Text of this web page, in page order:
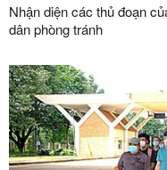
Nhận diện các thủ đoạn
dân phòng tránh